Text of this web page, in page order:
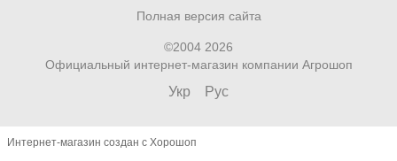
Полная версия сайта
©2004 2026
Официальный интернет-магазин компании Агрошоп
Укр Рус
Интернет-магазин создан с Хорошоп